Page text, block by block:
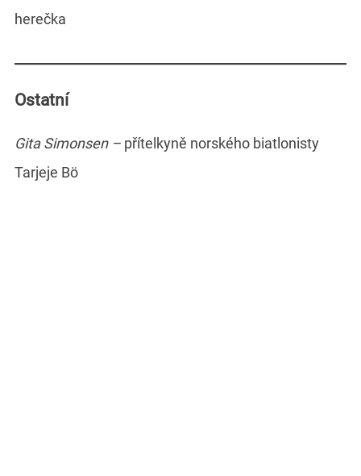
herečka
Ostatní
Gita Simonsen – přítelkyně norského biatlonisty
Tarjeje Bö